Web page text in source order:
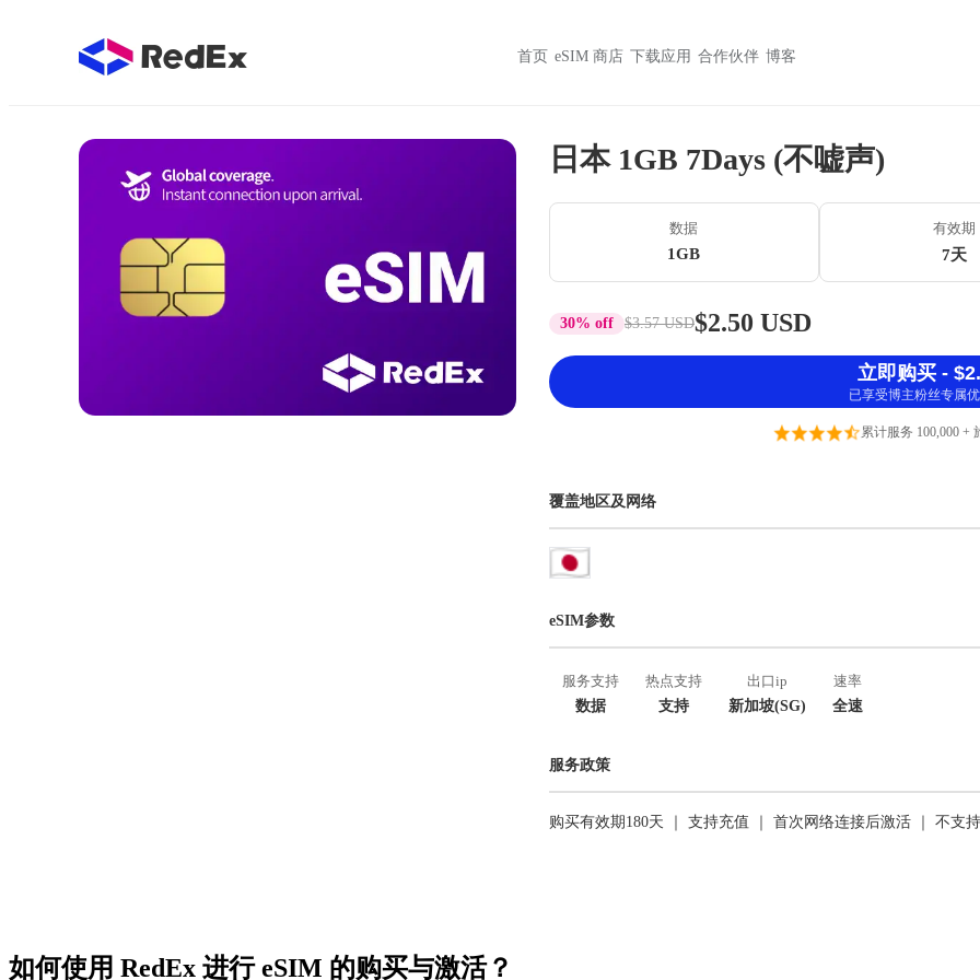
首页 eSIM 商店 下载应用 合作伙伴 博客
日本 1GB 7Days (不嘘声)
数据
1GB
有效期
7天
30% off $3.57 USD$2.50 USD
立即购买 -
已享受博主粉丝专属
累计服务 100,000 +
覆盖地区及网络
eSIM参数
服务支持
数据
热点支持
支持
出口ip
新加坡(SG)
速率
全速
服务政策
购买有效期180天 ｜ 支持充值 ｜ 首次网络连接后激活 ｜ 不支
如何使用 RedEx 进行 eSIM 的购买与激活？